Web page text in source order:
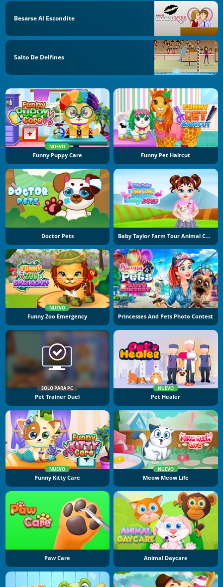
Besarse Al Escondite
Salto De Delfines
NUEVO
Funny Puppy Care Funny Pet Haircut
Doctor Pets Baby Taylor Farm Tour Animal Caring
NUEVO
Funny Zoo Emergency Princesses And Pets Photo Contest
SOLO PARA PC
Pet Trainer Duel
NUEVO
Pet Healer
NUEVO
Funny Kitty Care
NUEVO
Meow Meow Life
Paw Care Animal Daycare